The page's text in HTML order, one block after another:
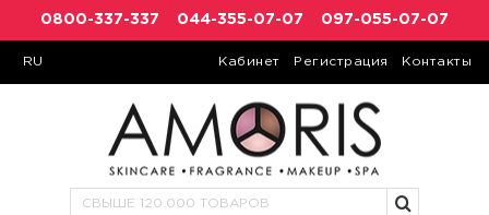
0800-337-337 044-355-07-07 097-055-07-07
RU Кабинет Регистрация Контакты